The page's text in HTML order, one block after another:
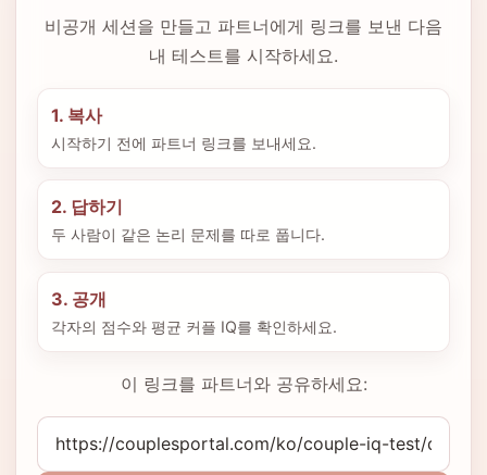
비공개 세션을 만들고 파트너에게 링크를 보낸 다음
내 테스트를 시작하세요.
1. 복사
시작하기 전에 파트너 링크를 보내세요.
2. 답하기
두 사람이 같은 논리 문제를 따로 풉니다.
3. 공개
각자의 점수와 평균 커플 IQ를 확인하세요.
이 링크를 파트너와 공유하세요: